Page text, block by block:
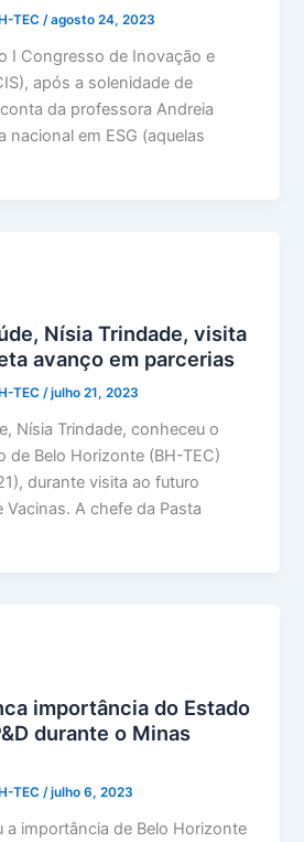
TEC/agosto 24, 2023
I Congresso de Inovação e
após a solenidade de
da professora Andreia
nacional em ESG (aquelas
Nísia Trindade, visita
avanço em parcerias
TEC/julho 21, 2023
Nísia Trindade, conheceu o
de Belo Horizonte (BH-TEC)
durante visita ao futuro
A chefe da Pasta
importância do Estado
durante o Minas
TEC /julho 6, 2023
a importância de Belo Horizonte